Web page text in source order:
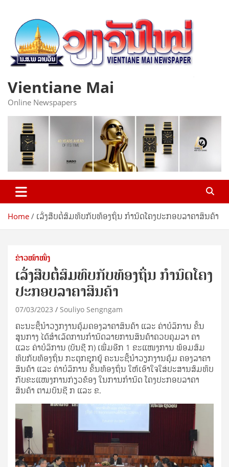
content
Vientiane Mai
Online Newspapers
Home ເລັ່ງສືບ​ຕໍ່​ສົມ​ທົບ​ກັບ​ທ້ອ​ງ​ຖິ່ນ ກຳ​ນົດ​ໂຄງ​ປະ​ກອບ​ລາ​ຄາ​ສິ​ນ​ຄ້າ
ຂ່າວໜ້າໜຶ່ງ
ເລັ່ງສືບ​ຕໍ່​ສົມ​ທົບ​ກັບ​ທ້ອ​ງ​ຖິ່ນ ກຳ​ນົດ​ໂຄງ​
ປະ​ກອບ​ລາ​ຄາ​ສິ​ນ​ຄ້າ
07/03/2023 Souliyo Sengngam
ຄະນະຊີ້ນໍາວຽກງານຄຸ້ມຄອງລາຄາສິນຄ້າ ແລະ ຄ່າບໍລິການ ຂັ້ນ
ສູນກາງ ໄດ້ສໍາເລັດການກໍານົດລາຍການສິນຄ້າຄວບຄຸມລາ ຄາ
ແລະ ຄ່າບໍລິການ (ບັນຊີ ກ) ເພີ່ມອີກ 1 ຂະແໜງການ ພ້ອມ​ສົມ​
ທົບ​ກັບ​ທ້ອ​ງ​ຖິ່ນ ກະຕຸກຊຸກຍູ້ ຄະນະຊີ້ນຳວຽກງານຄຸ້ມ ຄອງລາຄາ
ສິນຄ້າ ແລະ ຄ່າບໍລິການ ຂັ້ນທ້ອງຖິ່ນ ໃຫ້ເອົາໃຈໃສ່ປະສານສົມທົບ
ກັບຂະແໜງການກ່ຽວຂ້ອງ ໃນການກໍານົດ ໂຄງປະກອບລາຄາ
ສິນຄ້າ ຕາມບັນຊີ ກ ແລະ ຂ.